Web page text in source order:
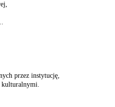
przez instytucję,
kulturalnymi.